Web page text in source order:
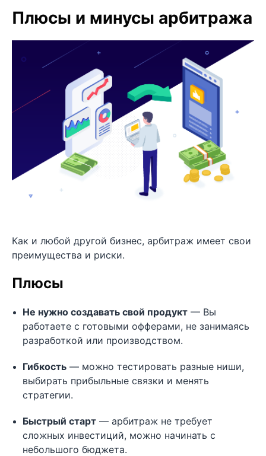
Плюсы и минусы арбитража
Как и любой другой бизнес, арбитраж имеет свои
преимущества и риски.
Плюсы
Не нужно создавать свой продукт — Вы
работаете с готовыми офферами, не занимаясь
разработкой или производством.
Гибкость — можно тестировать разные ниши,
выбирать прибыльные связки и менять
стратегии.
Быстрый старт — арбитраж не требует
сложных инвестиций, можно начинать с
небольшого бюджета.